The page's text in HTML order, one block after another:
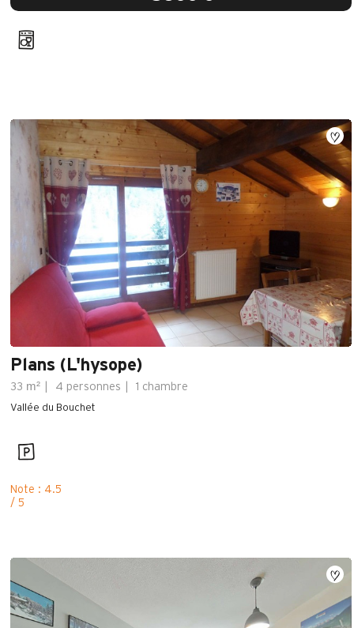
Plans (L'hysope)
33 m² 4 personnes 1 chambre
Vallée du Bouchet
Note : 4.5
/ 5